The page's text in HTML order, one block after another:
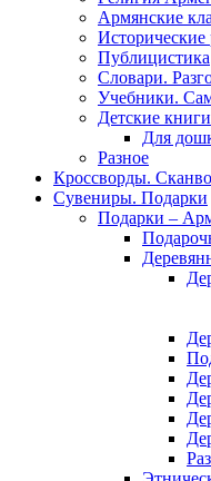
Армянские
Публицистика
Словари.
Учебники.
Детские книги
Для
Разное
Кроссворды.
Сувениры. Подарки
Подарки –